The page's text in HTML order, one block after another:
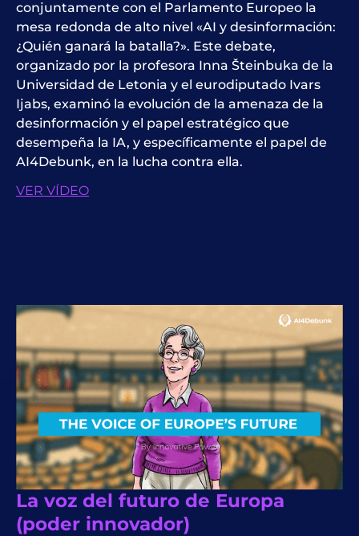
conjuntamente con el Parlamento Europeo la
mesa redonda de alto nivel «AI y desinformación:
¿Quién ganará la batalla?». Este debate,
organizado por la profesora Inna Šteinbuka de la
Universidad de Letonia y el eurodiputado Ivars
Ijabs, examinó la evolución de la amenaza de la
desinformación y el papel estratégico que
desempeña la IA, y específicamente el papel de
AI4Debunk, en la lucha contra ella.
VER VÍDEO
La voz del futuro de Europa
(poder innovador)